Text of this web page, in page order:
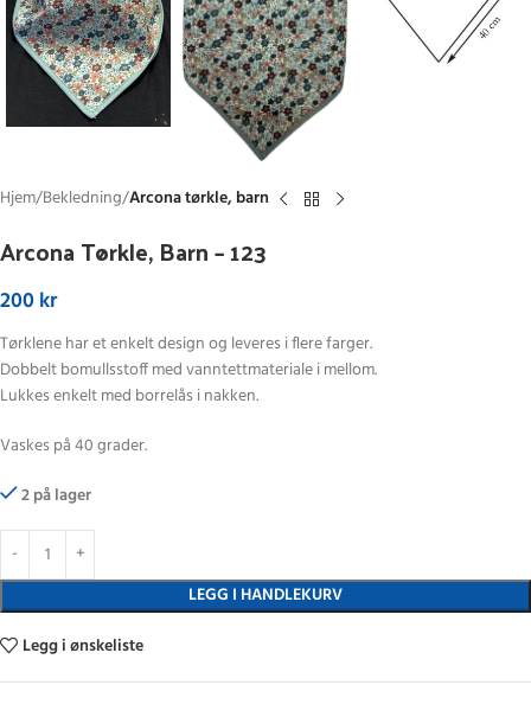
Hjem Bekledning Arcona tørkle, barn
Arcona Tørkle, Barn – 123
200kr
Tørklene har et enkelt design og leveres i flere farger.
Dobbelt bomullsstoff med vanntettmateriale i mellom.
Lukkes enkelt med borrelås i nakken.
Vaskes på 40 grader.
2 på lager
LEGG I HANDLEKURV
Legg i ønskeliste